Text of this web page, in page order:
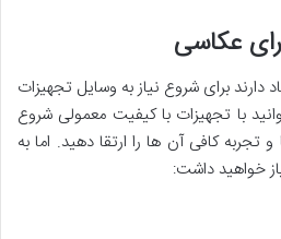
عکاسی
دارند برای شروع نیاز به وسایل تجهیزات
با تجهیزات با کیفیت معمولی شروع
کافی آن ها را ارتقا دهید. اما به
خواهید داشت: